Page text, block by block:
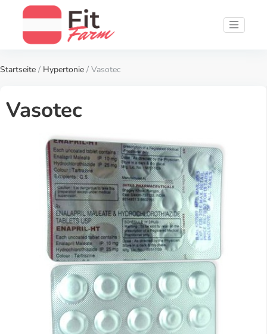
Startseite / Hypertonie / Vasotec
Vasotec